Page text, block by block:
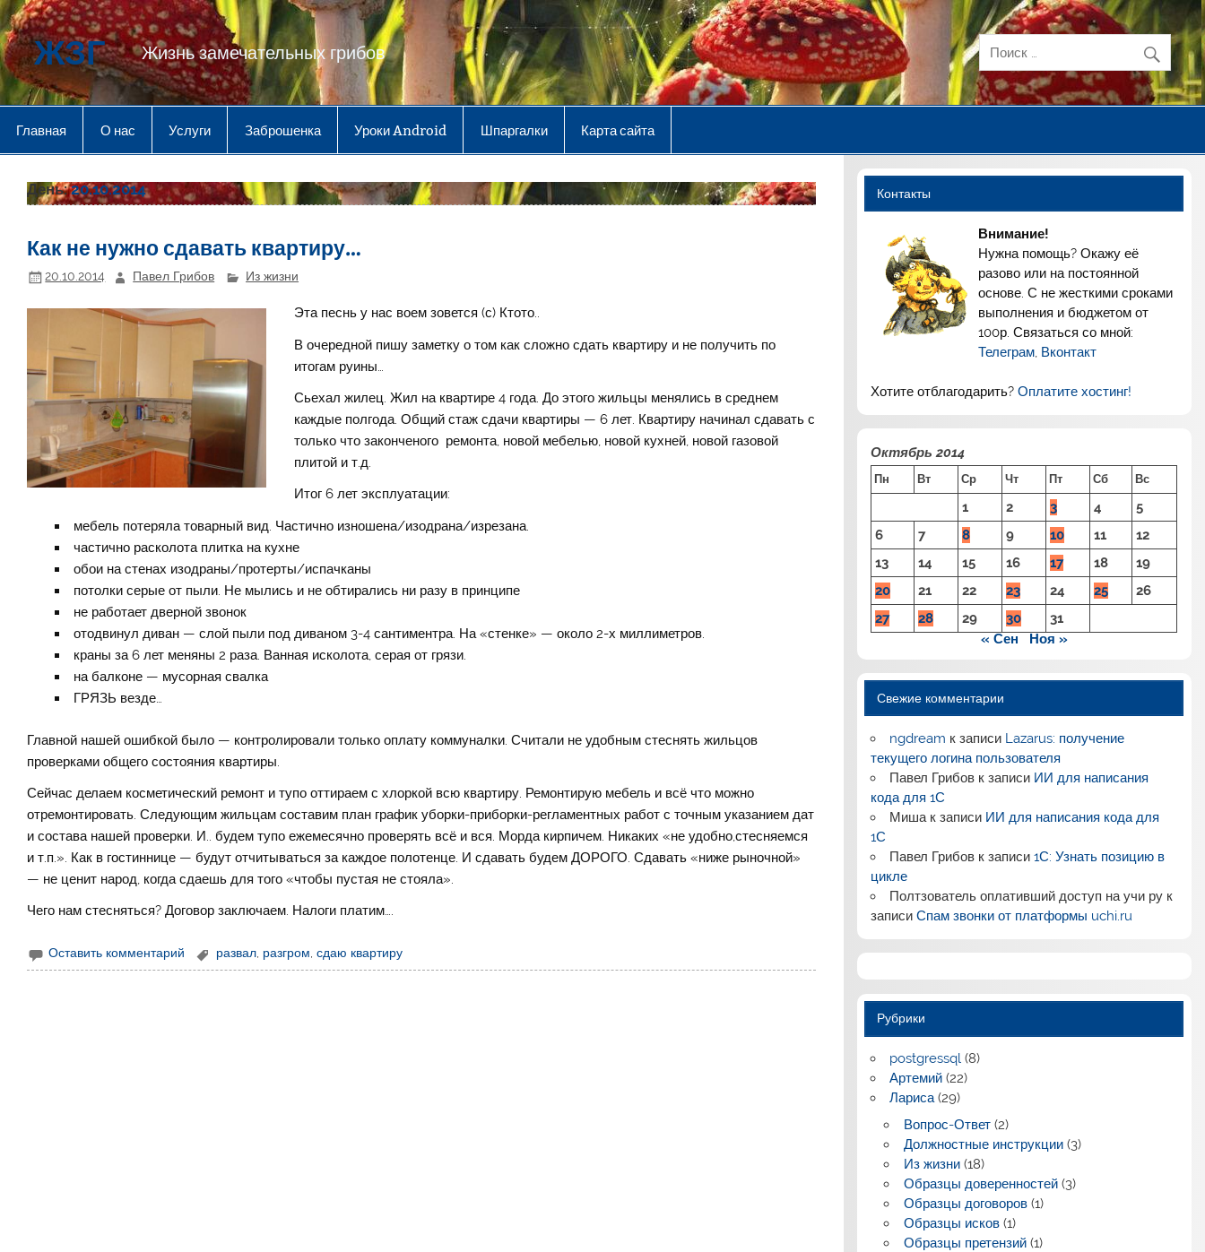
Перейти
к
содержимому
ЖЗГ Жизнь замечательных грибов
Главная О нас Услуги Заброшенка Уроки Android Шпаргалки Карта сайта
День:20.10.2014
Как не нужно сдавать квартиру…
20.10.2014 Павел Грибов Из жизни
Эта песнь у нас воем зовется (с) Ктото..
В очередной пишу заметку о том как сложно сдать квартиру и не получить по
итогам руины…
Сьехал жилец. Жил на квартире 4 года. До этого жильцы менялись в среднем
каждые полгода. Общий стаж сдачи квартиры — 6 лет. Квартиру начинал сдавать с
только что законченого ремонта, новой мебелью, новой кухней, новой газовой
плитой и т.д.
Итог 6 лет эксплуатации:
мебель потеряла товарный вид. Частично изношена/изодрана/изрезана.
частично расколота плитка на кухне
обои на стенах изодраны/протерты/испачканы
потолки серые от пыли. Не мылись и не обтирались ни разу в принципе
не работает дверной звонок
отодвинул диван — слой пыли под диваном 3-4 сантиментра. На «стенке» — около 2-х миллиметров.
краны за 6 лет меняны 2 раза. Ванная исколота, серая от грязи.
на балконе — мусорная свалка
ГРЯЗЬ везде…
Главной нашей ошибкой было — контролировали только оплату коммуналки. Считали не удобным стеснять жильцов
проверками общего состояния квартиры.
Сейчас делаем косметический ремонт и тупо оттираем с хлоркой всю квартиру. Ремонтирую мебель и всё что можно
отремонтировать. Следующим жильцам составим план график уборки-приборки-регламентных работ с точным указанием дат
и состава нашей проверки. И.. будем тупо ежемесячно проверять всё и вся. Морда кирпичем. Никаких «не удобно,стесняемся
и т.п.». Как в гостиннице — будут отчитываться за каждое полотенце. И сдавать будем ДОРОГО. Сдавать «ниже рыночной»
— не ценит народ, когда сдаешь для того «чтобы пустая не стояла».
Чего нам стесняться? Договор заключаем. Налоги платим….
Оставить комментарий развал, разгром,сдаю квартиру
Контакты
Внимание!
Нужна помощь? Окажу её
разово или на постоянной
основе. С не жесткими сроками
выполнения и бюджетом от
100р. Связаться со мной:
Телеграм Вконтакт
Хотите отблагодарить?Оплатите хостинг!
Октябрь 2014
Пн Вт Ср Чт Пт Сб Вс
1 2 3 4
5
6
7 8 9 10 11
12
13
14 15 16 17 18
19
20
21 22 23 24 25
26
27
28 29 30
31
« Сен
Ноя »
Свежие комментарии
ngdream к записи Lazarus: получение
текущего логина пользователя
Павел Грибов к записи ИИ для написания
кода для 1С
Мишак записи ИИ для написания кода для
1С
Павел Грибов к записи1С: Узнать позицию в
цикле
Полтзователь оплативший доступ на учи ру к
записиСпам звонки от платформы uchi.ru
Рубрики
postgressql (8)
Артемий (22)
Лариса(29)
Вопрос-Ответ(2)
Должностные инструкции(3)
Из жизни(18)
Образцы доверенностей(3)
Образцы договоров(1)
Образцы исков(1)
Образцы претензий(1)